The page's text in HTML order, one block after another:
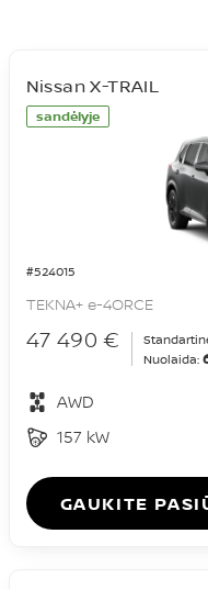
sandėlyje
#524015
Nissan X-TRAIL
TEKNA+ e-4ORCE
47 490 €
Nuolaida:
AWD
157 kW
GAUKITE